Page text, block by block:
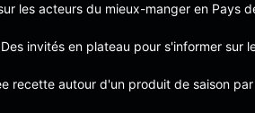
les acteurs du mieux-manger en Pays
Des invités en plateau pour s'informer sur
recette autour d'un produit de saison